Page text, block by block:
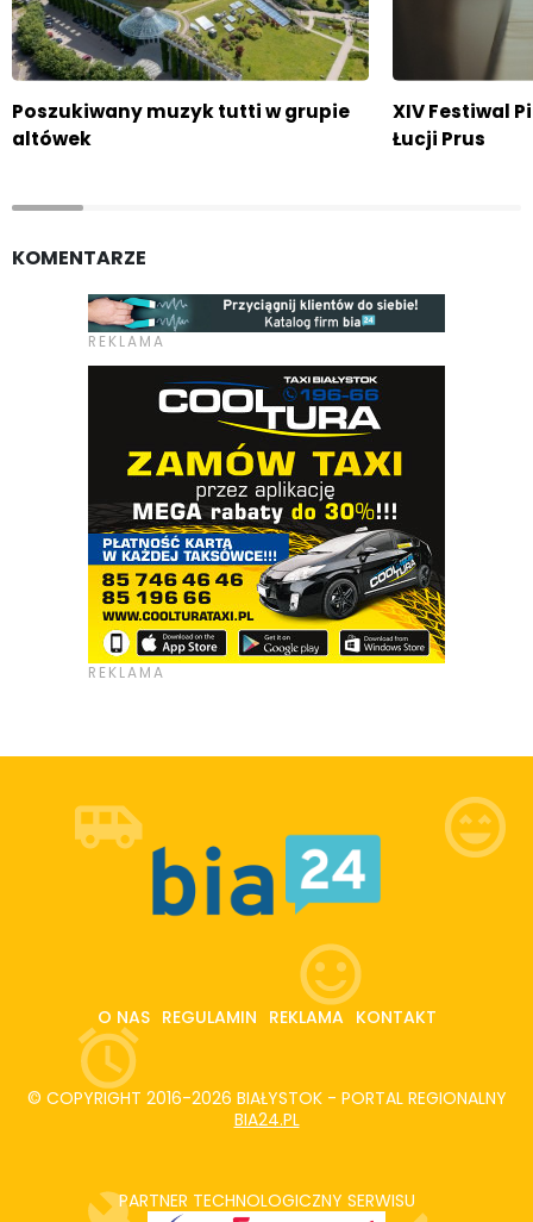
Poszukiwany muzyk tutti w grupie
altówek
XIV Festiwal
Łucji Prus
KOMENTARZE
O NAS REGULAMIN REKLAMA KONTAKT
© COPYRIGHT 2016-2026 BIAŁYSTOK - PORTAL REGIONALNY
BIA24.PL
PARTNER TECHNOLOGICZNY SERWISU